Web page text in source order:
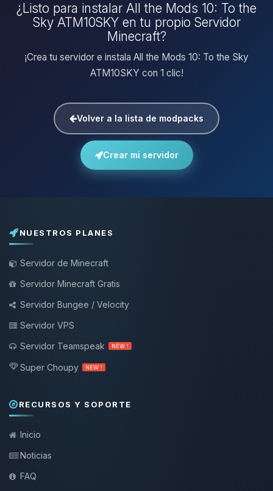
¿Listo para instalar All the Mods 10: To the
Sky ATM10SKY en tu propio Servidor
Minecraft?
¡Crea tu servidor e instala All the Mods 10: To the Sky
ATM10SKY con 1 clic!
Volver a la lista de modpacks
Crear mi servidor
NUESTROS PLANES
Servidor de Minecraft
Servidor Minecraft Gratis
Servidor Bungee / Velocity
Servidor VPS
Servidor Teamspeak
NEW !
Super Choupy NEW !
RECURSOS Y SOPORTE
Inicio
Noticias
FAQ